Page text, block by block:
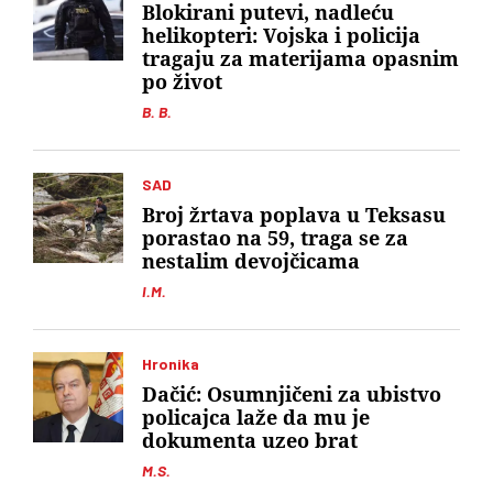
B. B.
Blokirani putevi, nadleću
helikopteri: Vojska i policija
tragaju za materijama opasnim
po život
SAD
I.M.
Broj žrtava poplava u Teksasu
porastao na 59, traga se za
nestalim devojčicama
Hronika
M.S.
Dačić: Osumnjičeni za ubistvo
policajca laže da mu je
dokumenta uzeo brat